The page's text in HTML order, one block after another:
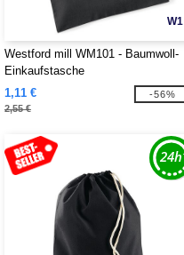
W1
Westford mill WM101 - Baumwoll-
Einkaufstasche
1,11 €
2,55 €
-56%